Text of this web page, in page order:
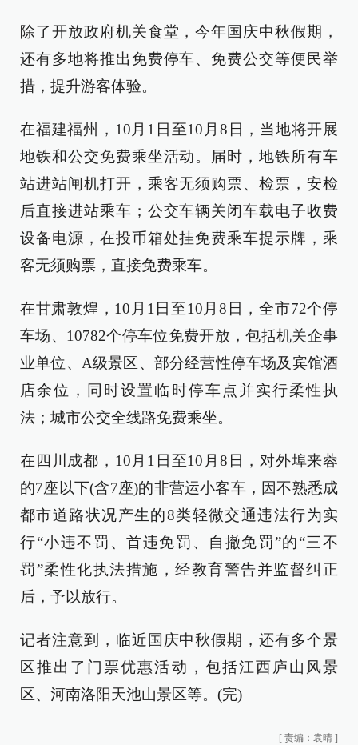
除了开放政府机关食堂，今年国庆中秋假期，
还有多地将推出免费停车、免费公交等便民举
措，提升游客体验。
在福建福州，10月1日至10月8日，当地将开展
地铁和公交免费乘坐活动。届时，地铁所有车
站进站闸机打开，乘客无须购票、检票，安检
后直接进站乘车；公交车辆关闭车载电子收费
设备电源，在投币箱处挂免费乘车提示牌，乘
客无须购票，直接免费乘车。
在甘肃敦煌，10月1日至10月8日，全市72个停
车场、10782个停车位免费开放，包括机关企事
业单位、A级景区、部分经营性停车场及宾馆酒
店余位，同时设置临时停车点并实行柔性执
法；城市公交全线路免费乘坐。
在四川成都，10月1日至10月8日，对外埠来蓉
的7座以下(含7座)的非营运小客车，因不熟悉成
都市道路状况产生的8类轻微交通违法行为实
行“小违不罚、首违免罚、自撤免罚”的“三不
罚”柔性化执法措施，经教育警告并监督纠正
后，予以放行。
记者注意到，临近国庆中秋假期，还有多个景
区推出了门票优惠活动，包括江西庐山风景
区、河南洛阳天池山景区等。(完)
[ 责编：袁晴 ]